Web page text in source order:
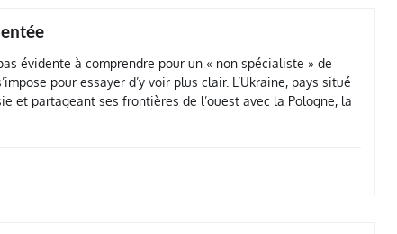
évidente à comprendre pour un « non spécialiste » de
pour essayer d’y voir plus clair. L’Ukraine, pays situé
et partageant ses frontières de l’ouest avec la Pologne, la